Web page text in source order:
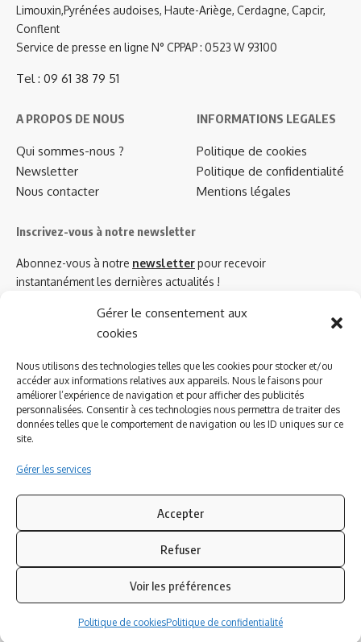
Gérer le consentement aux
cookies
Nous utilisons des technologies telles que les cookies pour stocker et/ou
accéder aux informations relatives aux appareils. Nous le faisons pour
améliorer l’expérience de navigation et pour afficher des publicités
personnalisées. Consentir à ces technologies nous permettra de traiter des
données telles que le comportement de navigation ou les ID uniques sur ce
site.
Gérer les services
Accepter
Refuser
Voir les préférences
Politique de cookiesPolitique de confidentialité
Limouxin,Pyrénées audoises, Haute-Ariège, Cerdagne, Capcir,
Conflent
Service de presse en ligne N° CPPAP : 0523 W 93100
Tel : 09 61 38 79 51
A PROPOS DE NOUS
Qui sommes-nous ?
Newsletter
Nous contacter
INFORMATIONS LEGALES
Politique de cookies
Politique de confidentialité
Mentions légales
Inscrivez-vous à notre newsletter
Abonnez-vous à notre newsletterpour recevoir
instantanément les dernières actualités !
Azinat.com TV soutient
Suivez-nous
© 2023 Azinat.com TV édité et géré par WOOMEET SAS, powered by
Wordpress.